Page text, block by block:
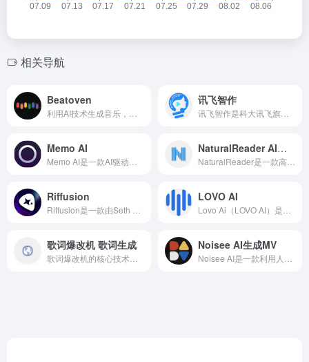
相关导航
Beatoven 讯飞智作
Memo AI NaturalReader AI文本转语音工具
Riffusion LOVO AI
歌词爆改机 歌词生成 Noisee AI生成MV